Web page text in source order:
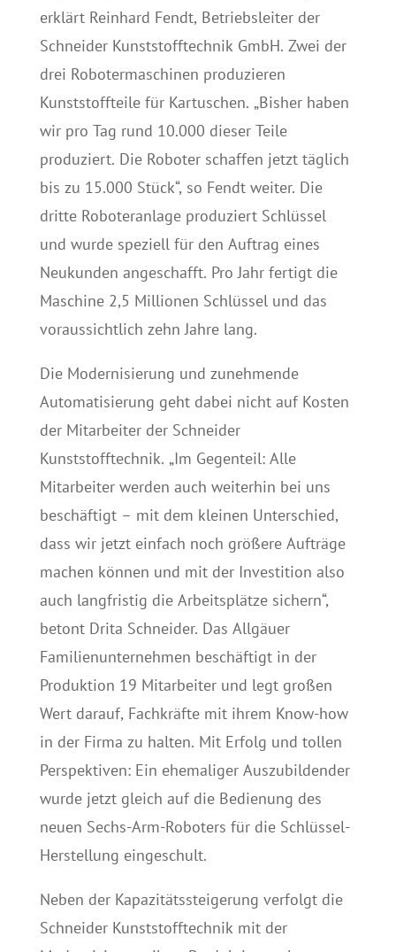
erklärt Reinhard Fendt, Betriebsleiter der
Schneider Kunststofftechnik GmbH. Zwei der
drei Robotermaschinen produzieren
Kunststoffteile für Kartuschen. „Bisher haben
wir pro Tag rund 10.000 dieser Teile
produziert. Die Roboter schaffen jetzt täglich
bis zu 15.000 Stück“, so Fendt weiter. Die
dritte Roboteranlage produziert Schlüssel
und wurde speziell für den Auftrag eines
Neukunden angeschafft. Pro Jahr fertigt die
Maschine 2,5 Millionen Schlüssel und das
voraussichtlich zehn Jahre lang.
Die Modernisierung und zunehmende
Automatisierung geht dabei nicht auf Kosten
der Mitarbeiter der Schneider
Kunststofftechnik. „Im Gegenteil: Alle
Mitarbeiter werden auch weiterhin bei uns
beschäftigt – mit dem kleinen Unterschied,
dass wir jetzt einfach noch größere Aufträge
machen können und mit der Investition also
auch langfristig die Arbeitsplätze sichern“,
betont Drita Schneider. Das Allgäuer
Familienunternehmen beschäftigt in der
Produktion 19 Mitarbeiter und legt großen
Wert darauf, Fachkräfte mit ihrem Know-how
in der Firma zu halten. Mit Erfolg und tollen
Perspektiven: Ein ehemaliger Auszubildender
wurde jetzt gleich auf die Bedienung des
neuen Sechs-Arm-Roboters für die Schlüssel-
Herstellung eingeschult.
Neben der Kapazitätssteigerung verfolgt die
Schneider Kunststofftechnik mit der